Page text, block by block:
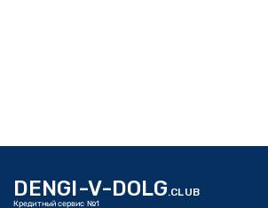
DENGI-V-DOLG.CLUB
Кредитный сервис №1